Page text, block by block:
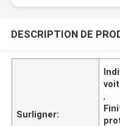
DESCRIPTION DE
Surligner:
,